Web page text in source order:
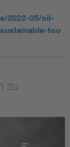
2022-05/oil-
too
zu